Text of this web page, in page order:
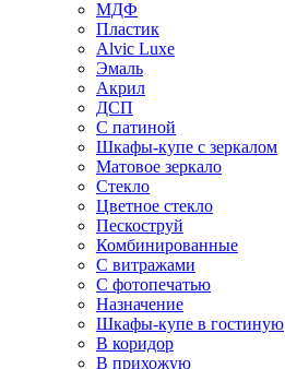
МДФ
Пластик
Alvic Luxe
Эмаль
Акрил
ДСП
С патиной
Шкафы-купе с зеркалом
Матовое зеркало
Стекло
Цветное стекло
Пескоструй
Комбинированные
С витражами
С фотопечатью
Назначение
Шкафы-купе в гостиную
В коридор
В прихожую